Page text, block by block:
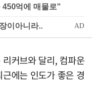
450억에 매물로"
커브와 달리, 컴파운
에는 인도가 좋은 경